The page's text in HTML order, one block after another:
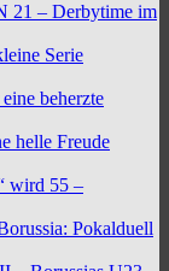
21 – Derbytime im
Serie
beherzte
helle Freude
wird 55 –
Pokalduell